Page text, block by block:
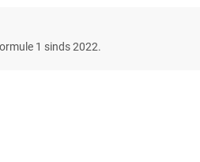
1 sinds 2022.